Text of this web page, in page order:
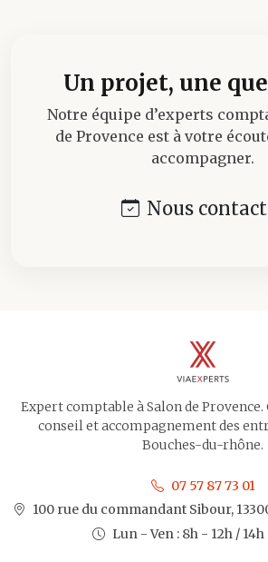
Un projet, une
Notre équipe d’experts
de Provence est à votre
accompagner.
Nous
Expert comptable à Salon de
conseil et accompagnement des
Bouches-du-rhône.
07 57 87 73 01
100 rue du commandant Sibour,
Lun - Ven : 8h - 12h / 14h